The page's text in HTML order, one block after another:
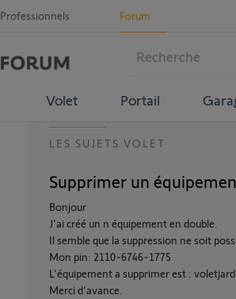
Professionnels Forum
Volet Portail
LES SUJETS VOLET
Supprimer un
Bonjour
J'ai créé un n équipement en double.
Il semble que la suppression ne soit
Mon pin: 2110-6746-1775
L'équipement a supprimer est :
Merci d'avance.